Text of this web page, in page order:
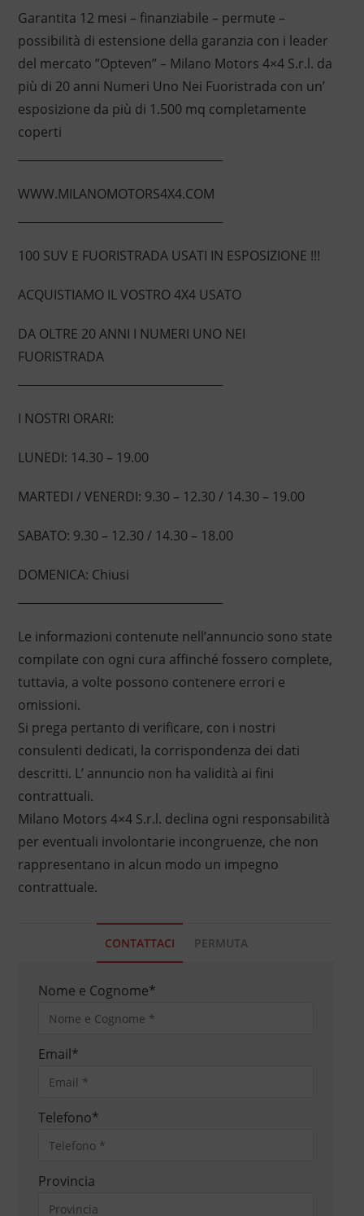
Garantita 12 mesi – finanziabile – permute –
possibilità di estensione della garanzia con i leader
del mercato ”Opteven” – Milano Motors 4×4 S.r.l. da
più di 20 anni Numeri Uno Nei Fuoristrada con un’
esposizione da più di 1.500 mq completamente
coperti
WWW.MILANOMOTORS4X4.COM
100 SUV E FUORISTRADA USATI IN ESPOSIZIONE !!!
ACQUISTIAMO IL VOSTRO 4X4 USATO
DA OLTRE 20 ANNI I NUMERI UNO NEI
FUORISTRADA
I NOSTRI ORARI:
LUNEDI: 14.30 – 19.00
MARTEDI / VENERDI: 9.30 – 12.30 / 14.30 – 19.00
SABATO: 9.30 – 12.30 / 14.30 – 18.00
DOMENICA: Chiusi
Le informazioni contenute nell’annuncio sono state
compilate con ogni cura affinché fossero complete,
tuttavia, a volte possono contenere errori e
omissioni.
Si prega pertanto di verificare, con i nostri
consulenti dedicati, la corrispondenza dei dati
descritti. L’ annuncio non ha validità ai fini
contrattuali.
Milano Motors 4×4 S.r.l. declina ogni responsabilità
per eventuali involontarie incongruenze, che non
rappresentano in alcun modo un impegno
contrattuale.
CONTATTACI PERMUTA
Nome e Cognome*
Email*
Telefono*
Provincia